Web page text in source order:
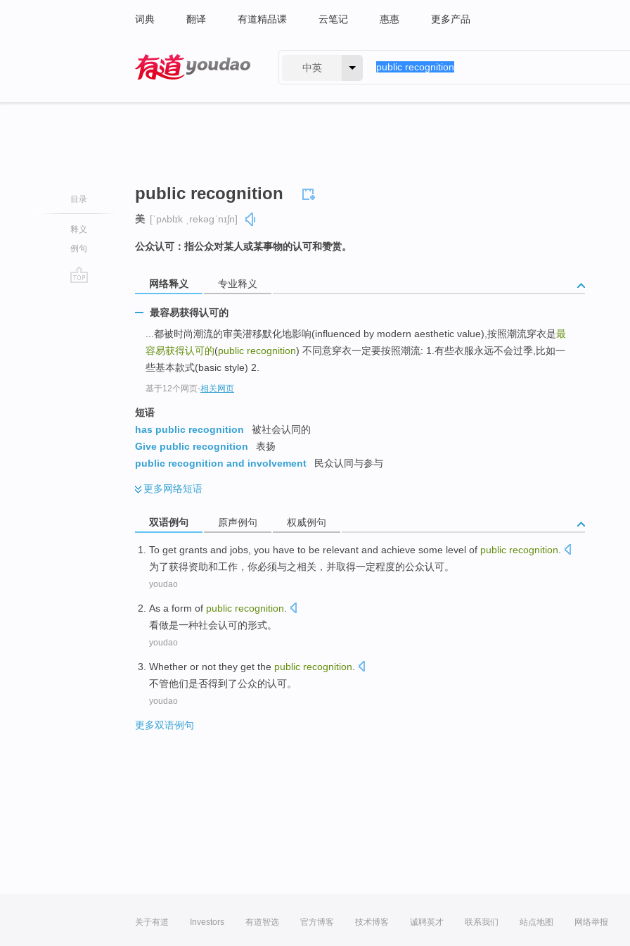
词典 翻译 有道精品课 云笔记 惠惠 更多产品
中英
目录
释义
例句
public recognition
美 [ˈpʌblɪk ˌrekəɡˈnɪʃn]
公众认可：指公众对某人或某事物的认可和赞赏。
网络释义 专业释义
最容易获得认可的
...都被时尚潮流的审美潜移默化地影响(influenced by modern aesthetic value),按照潮流穿衣是最
容易获得认可的(public recognition) 不同意穿衣一定要按照潮流: 1.有些衣服永远不会过季,比如一
些基本款式(basic style) 2.
基于12个网页-相关网页
短语
has public recognition
被社会认同的
Give public recognition
表扬
public recognition and involvement
民众认同与参与
更多网络短语
双语例句 原声例句 权威例句
To get grants and jobs, you have to be relevant and achieve some level of public recognition.
为了获得资助和工作 ， 你必须与之相关 ， 并取得一定程度的公众认可。
youdao
As a form of public recognition
看做是一种社会认可的形式。
youdao
Whether or not they get the public recognition
不管他们是否得到 了公众的认可。
youdao
更多双语例句
关于有道 Investors 有道智选 官方博客 技术博客 诚聘英才 联系我们 站点地图 网络举报